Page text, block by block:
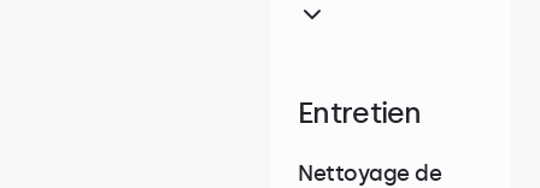
Entretien
Nettoyage de